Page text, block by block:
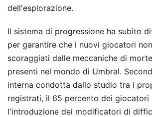
dell'esplorazione.
Il sistema di progressione ha subito
per garantire che i nuovi giocatori
scoraggiati dalle meccaniche di
presenti nel mondo di Umbral.
interna condotta dallo studio tra i
registrati, il 65 percento dei giocatori
l'introduzione dei modificatori di